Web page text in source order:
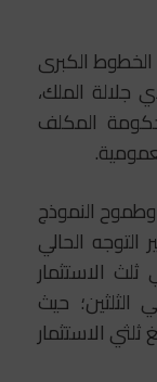
الكبرى
جلالة الملك،
المكلف
النموذج
الحالي
الاستثمار
الثلثين؛ حيث
الاستثمار